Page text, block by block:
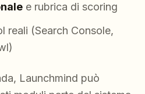
e rubrica di scoring
reali (Search Console,
Launchmind può